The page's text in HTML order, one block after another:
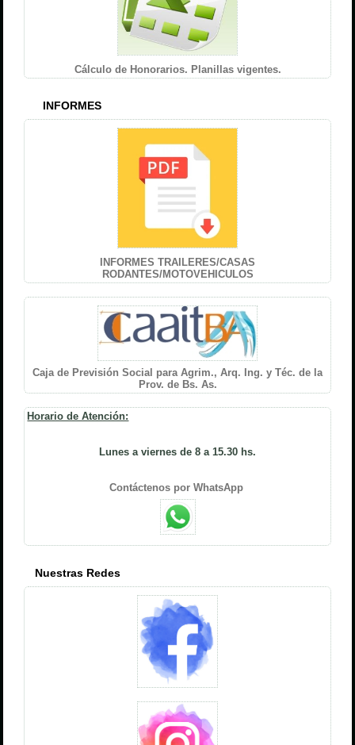
Cálculo de Honorarios. Planillas vigentes.
INFORMES
INFORMES TRAILERES/CASAS
RODANTES/MOTOVEHICULOS
Caja de Previsión Social para Agrim., Arq. Ing. y Téc. de la
Prov. de Bs. As.
Horario de Atención:
Lunes a viernes de 8 a 15.30 hs.
Contáctenos por WhatsApp
Nuestras Redes